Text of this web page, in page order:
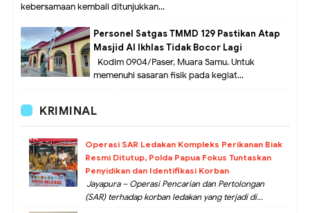
kebersamaan kembali ditunjukkan...
Personel Satgas TMMD 129 Pastikan Atap
Masjid Al Ikhlas Tidak Bocor Lagi
Kodim 0904/Paser, Muara Samu. Untuk
memenuhi sasaran fisik pada kegiat...
KRIMINAL
Operasi SAR Ledakan Kompleks Perikanan Biak
Resmi Ditutup, Polda Papua Fokus Tuntaskan
Penyidikan dan Identifikasi Korban
Jayapura – Operasi Pencarian dan Pertolongan
(SAR) terhadap korban ledakan yang terjadi di...